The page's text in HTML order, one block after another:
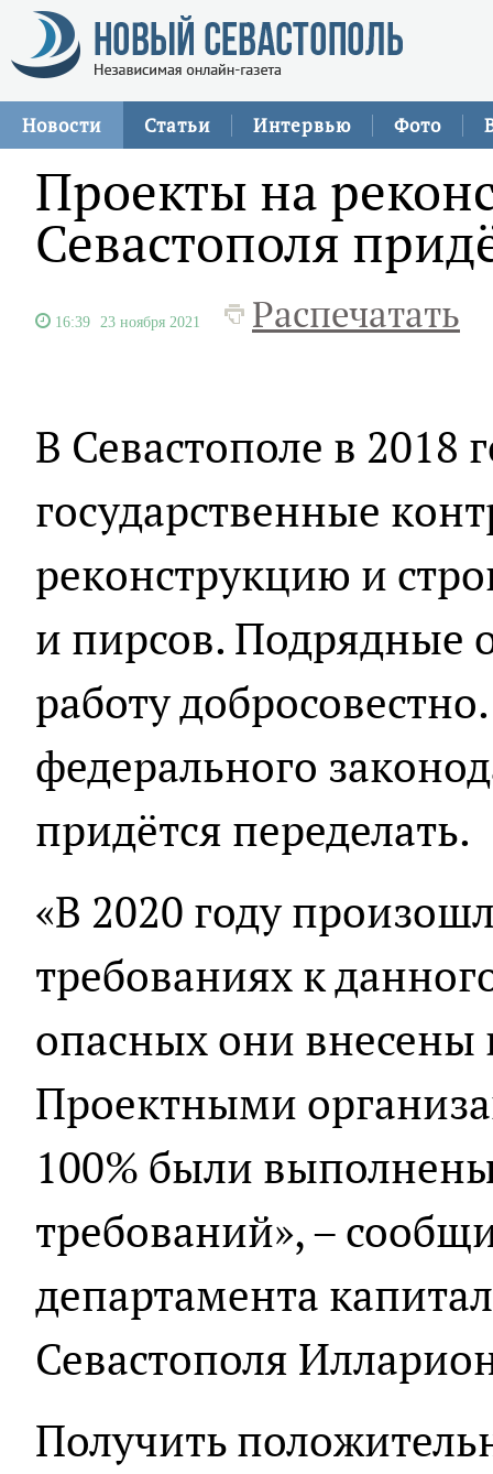
Новости Статьи Интервью Фото
Проекты на
Севастополя
16:39 23 ноября 2021 Распечатать
В Севастополе в 2018
государственные
реконструкцию и
и пирсов. Подрядные
работу
федерального
придётся переделать.
«В 2020 году
требованиях к
опасных они внесены
Проектными
100% были
требований», –
департамента
Севастополя
Получить